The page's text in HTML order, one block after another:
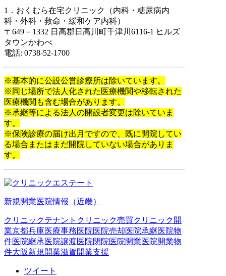
1．おくむら在宅クリニック（内科・糖尿病内
科・外科・救命・緩和ケア内科）
〒649－1332 日高郡日高川町千津川6116-1 ヒルズ
タウンかわべ
電話: 0738-52-1700
※基本的に公設公営診療所は除いています。
※同じ場所で法人化された医療機関や移転された
医療機関も含む場合があります。
※承継等による法人の開設者変更は除いていま
す。
※保険診療の届け出月ですので、既に開院してい
る場合またはまだ開院していない場合がありま
す。
新規開業医院情報（近畿）
クリニックテナント クリニック売買クリニック開
業京都兵庫医療事務医院医院売却医院承継医院物
件医院継承医院譲渡医院閉院医院開業医院開業物
件大阪新規開業滋賀開業支援
ツイート